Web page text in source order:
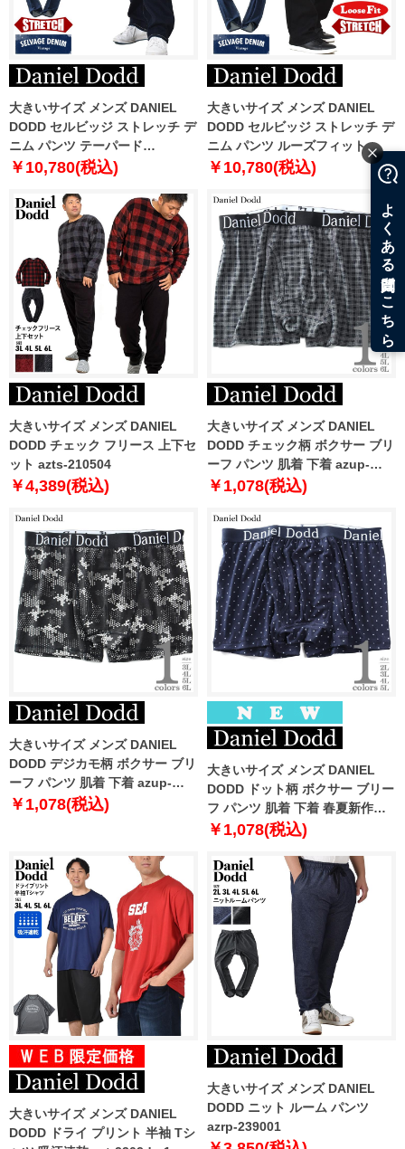
大きいサイズ メンズ DANIEL
DODD セルビッジ ストレッチ デ
ニム パンツ テーパード
azd239001101t
￥10,780(税込)
大きいサイズ メンズ DANIEL
DODD セルビッジ ストレッチ デ
ニム パンツ ルーズフィット
azd239002102l
￥10,780(税込)
大きいサイズ メンズ DANIEL
DODD チェック フリース 上下セ
ット azts-210504
￥4,389(税込)
大きいサイズ メンズ DANIEL
DODD チェック柄 ボクサー ブリ
ーフ パンツ 肌着 下着 azup-
239072c
￥1,078(税込)
大きいサイズ メンズ DANIEL
DODD デジカモ柄 ボクサー ブリ
ーフ パンツ 肌着 下着 azup-
239074c
￥1,078(税込)
大きいサイズ メンズ DANIEL
DODD ドット柄 ボクサー ブリー
フ パンツ 肌着 下着 春夏新作
azup-269061c
￥1,078(税込)
大きいサイズ メンズ DANIEL
DODD ドライ プリント 半袖 Tシ
大きいサイズ メンズ DANIEL
DODD ニット ルーム パンツ
azrp-239001